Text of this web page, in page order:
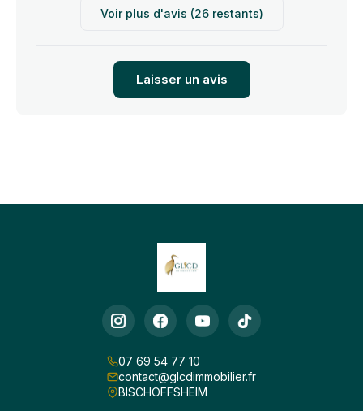
Voir plus d'avis (26 restants)
Laisser un avis
07 69 54 77 10
contact@glcdimmobilier.fr
BISCHOFFSHEIM